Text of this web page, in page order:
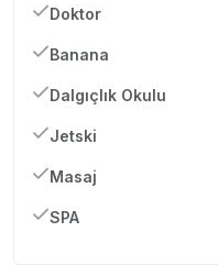
Doktor
Banana
Dalgıçlık Okulu
Jetski
Masaj
SPA